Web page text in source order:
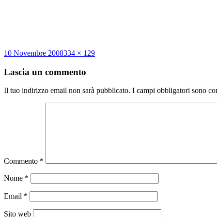
Scritto
10 Novembre 2008Dimensione
334 × 129
Lascia un commento
Il tuo indirizzo email non sarà pubblicato. I campi obbligatori sono
Commento *
Nome *
Email *
Sito web